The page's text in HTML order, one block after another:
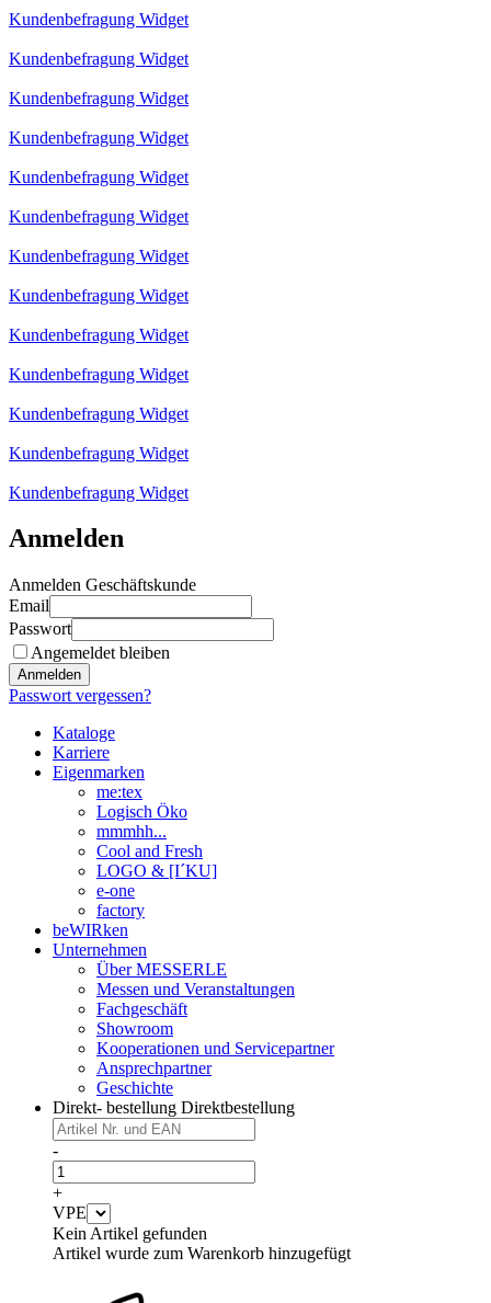
Kundenbefragung Widget
Kundenbefragung Widget
Kundenbefragung Widget
Kundenbefragung Widget
Kundenbefragung Widget
Kundenbefragung Widget
Kundenbefragung Widget
Kundenbefragung Widget
Kundenbefragung Widget
Kundenbefragung Widget
Kundenbefragung Widget
Kundenbefragung Widget
Kundenbefragung Widget
Anmelden
Anmelden Geschäftskunde
Email
Passwort
Angemeldet bleiben
Anmelden
Passwort vergessen?
Kataloge
Karriere
Eigenmarken
me:tex
Logisch Öko
mmmhh...
Cool and Fresh
LOGO & [I´KU]
e-one
factory
beWIRken
Unternehmen
Über MESSERLE
Messen und Veranstaltungen
Fachgeschäft
Showroom
Kooperationen und Servicepartner
Ansprechpartner
Geschichte
Direkt- bestellung Direktbestellung
-
+
VPE
Kein Artikel gefunden
Artikel wurde zum Warenkorb hinzugefügt